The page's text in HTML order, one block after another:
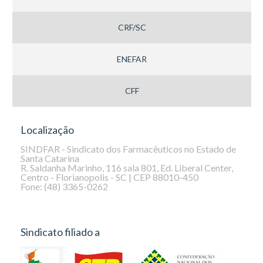
CRF/SC
ENEFAR
CFF
Localização
SINDFAR - Sindicato dos Farmacêuticos no Estado de
Santa Catarina
R. Saldanha Marinho, 116 sala 801, Ed. Liberal Center,
Centro - Florianopolis - SC | CEP 88010-450
Fone: (48) 3365-0262
Sindicato filiado a